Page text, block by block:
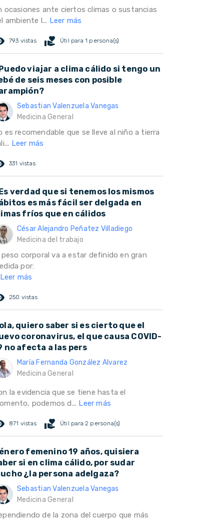
ocasiones ante ciertos climas o sustancias
ambiente l... Leer más
793 vistas volunteer_activism Útil para 1 persona(s)
viajar a clima cálido si tengo un
de seis meses con posible
Sebastian Valenzuela Vanegas
Medicina General
es recomendable que se lleve al niño a tierra
Leer más
331 vistas
verdad que si tenemos los mismos
es más fácil ser delgada en
fríos que en cálidos
César Alejandro Peñatez Villadiego
Medicina del trabajo
peso corporal va a estar definido en gran
por:
Leer más
250 vistas
quiero saber si es cierto que el
coronavirus, el que causa COVID-
no afecta a las pers
María Fernanda González Alvarez
Medicina General
la evidencia que se tiene hasta el
podemos d... Leer más
871 vistas volunteer_activism Útil para 2 persona(s)
femenino 19 años, quisiera
si en clima cálido, por sudar
¿la persona adelgaza?
Sebastian Valenzuela Vanegas
Medicina General
de la zona del cuerpo que más